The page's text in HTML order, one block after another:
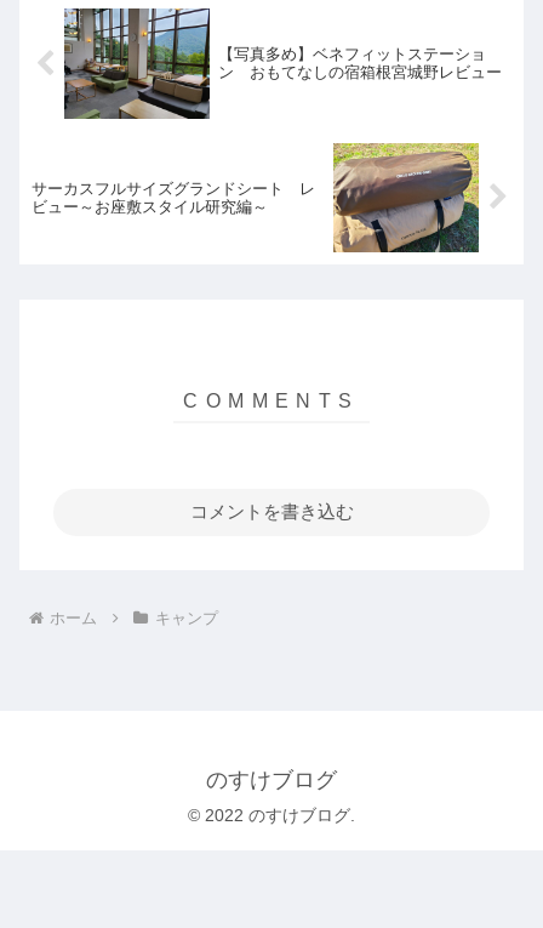
【写真多め】ベネフィットステーショ
ン おもてなしの宿箱根宮城野レビュー
サーカスフルサイズグランドシート レ
ビュー～お座敷スタイル研究編～
コメントを書き込む
ホーム キャンプ
のすけブログ
© 2022 のすけブログ.